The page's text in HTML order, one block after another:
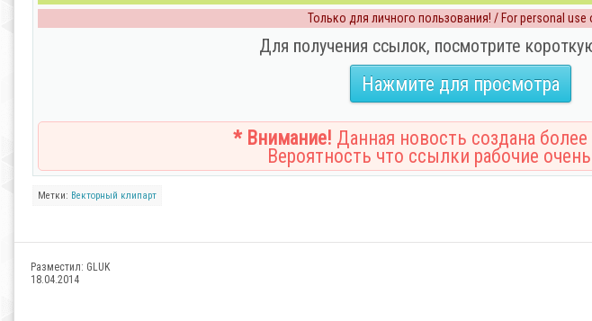
Только для личного пользования! / For personal use
Для получения ссылок, посмотрите
Нажмите для просмотра
* Внимание! Данная новость создана более
Вероятность что ссылки рабочие
Метки: Векторный клипарт
Разместил: GLUK
18.04.2014